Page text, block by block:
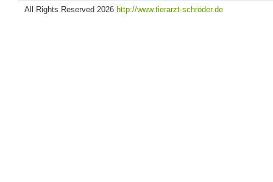
All Rights Reserved 2026 http://www.tierarzt-schröder.de